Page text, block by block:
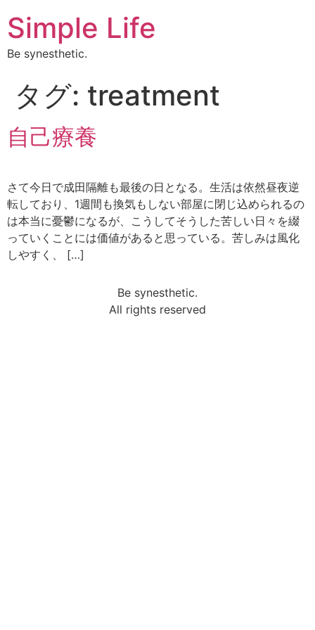
Simple Life
Be synesthetic.
タグ: treatment
自己療養
さて今日で成田隔離も最後の日となる。生活は依然昼夜逆
転しており、1週間も換気もしない部屋に閉じ込められるの
は本当に憂鬱になるが、こうしてそうした苦しい日々を綴
っていくことには価値があると思っている。苦しみは風化
しやすく、 […]
Be synesthetic.
All rights reserved